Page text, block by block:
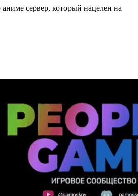
аниме сервер, который нацелен на